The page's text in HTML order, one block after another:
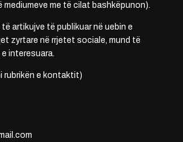
me të cilat bashkëpunon).
artikujve të publikuar në uebin e
zyrtare në rrjetet sociale, mund të
interesuara.
rubrikën e kontaktit)